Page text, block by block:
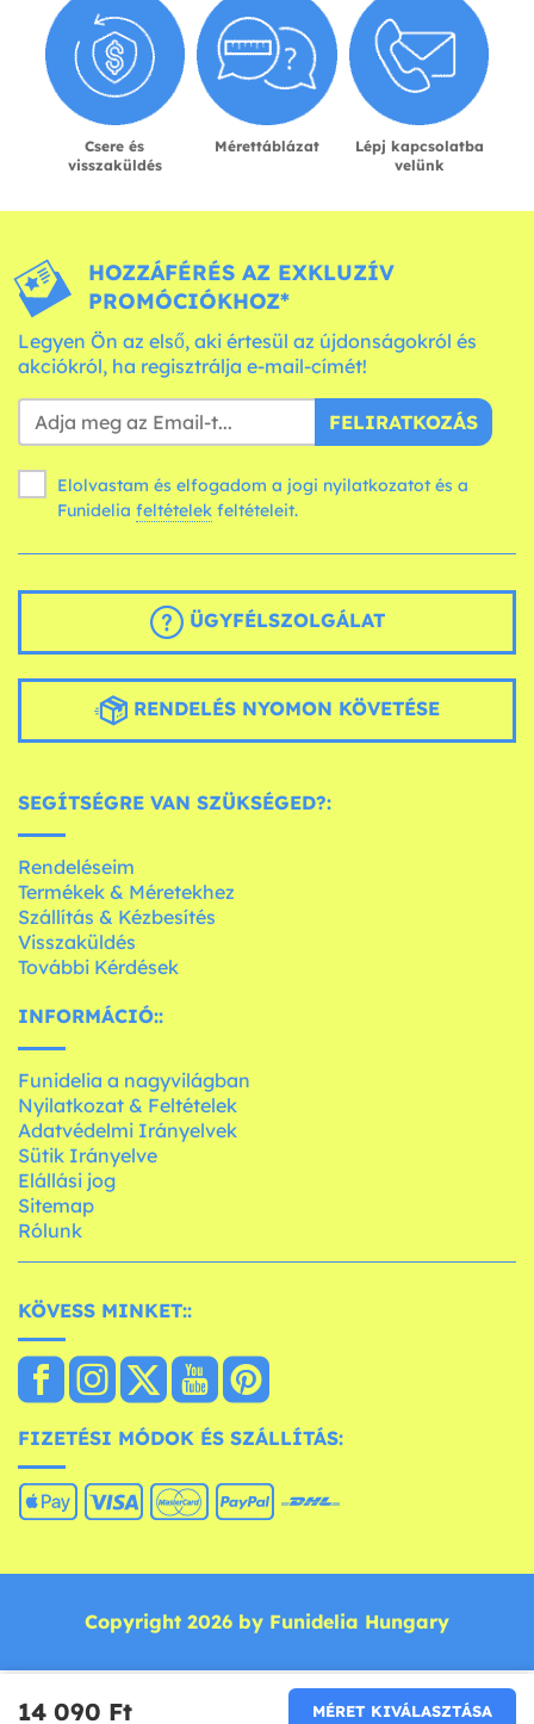
14 090 Ft‎ MÉRET KIVÁLASZTÁSA
Csere és
visszaküldés
Mérettáblázat
Lépj kapcsolatba
velünk
HOZZÁFÉRÉS AZ EXKLUZÍV
PROMÓCIÓKHOZ*
Legyen Ön az első, aki értesül az újdonságokról és
akciókról, ha regisztrálja e-mail-címét!
FELIRATKOZÁS
Elolvastam és elfogadom a jogi nyilatkozatot és a
Funidelia feltételek feltételeit.
ÜGYFÉLSZOLGÁLAT
RENDELÉS NYOMON KÖVETÉSE
SEGÍTSÉGRE VAN SZÜKSÉGED?:
Rendeléseim
Termékek & Méretekhez
Szállítás & Kézbesítés
Visszaküldés
További Kérdések
INFORMÁCIÓ::
Funidelia a nagyvilágban
Nyilatkozat & Feltételek
Adatvédelmi Irányelvek
Sütik Irányelve
Elállási jog
Sitemap
Rólunk
KÖVESS MINKET::
FIZETÉSI MÓDOK ÉS SZÁLLÍTÁS:
Copyright 2026 by Funidelia Hungary